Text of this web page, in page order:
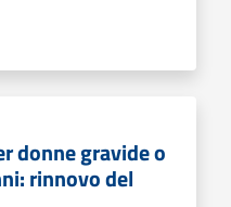
donne gravide o
rinnovo del